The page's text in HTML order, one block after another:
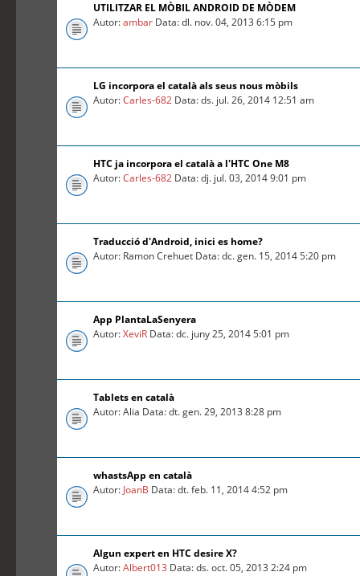
UTILITZAR EL MÒBIL ANDROID DE MÒDEM
Autor:ambar Data: dl. nov. 04, 2013 6:15 pm
LG incorpora el català als seus nous mòbils
Autor:Carles-682 Data: ds. jul. 26, 2014 12:51 am
HTC ja incorpora el català a l'HTC One M8
Autor:Carles-682 Data: dj. jul. 03, 2014 9:01 pm
Traducció d'Android, inici es home?
Autor: Ramon Crehuet Data: dc. gen. 15, 2014 5:20 pm
App PlantaLaSenyera
Autor:XeviR Data: dc. juny 25, 2014 5:01 pm
Tablets en català
Autor: Alia Data: dt. gen. 29, 2013 8:28 pm
whastsApp en català
Autor: JoanB Data: dt. feb. 11, 2014 4:52 pm
Algun expert en HTC desire X?
Autor:Albert013 Data: ds. oct. 05, 2013 2:24 pm